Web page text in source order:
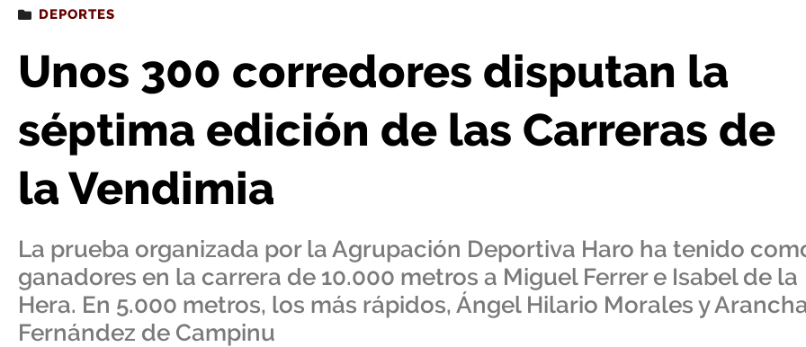
DEPORTES
Unos 300 corredores disputan la
séptima edición de las Carreras de
la Vendimia
La prueba organizada por la Agrupación Deportiva Haro ha tenido
ganadores en la carrera de 10.000 metros a Miguel Ferrer e Isabel de la
Hera. En 5.000 metros, los más rápidos, Ángel Hilario Morales y
Fernández de Campinu